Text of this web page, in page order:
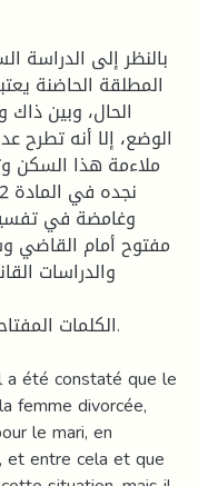
بالنظر إلى الدراسة
المطلقة الحاضنة
الحال، وبين
الوضع، إلا أنه تطرح
ملاءمة هذا السكن
وغامضة في
مفتوح أمام القاضي
والدراسات
الكلمات
été constaté que le
femme divorcée,
le mari, en
entre cela et que